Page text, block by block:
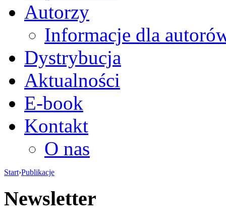
Autorzy
Informacje dla
Dystrybucja
Aktualności
E-book
Kontakt
O nas
Start›Publikacje
Newsletter